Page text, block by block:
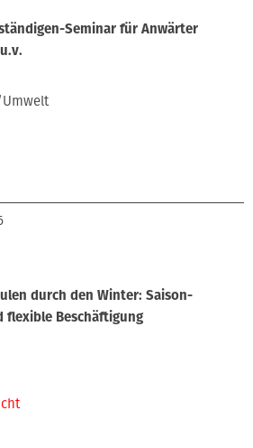
Seminar für Anwärter
durch den Winter: Saison-
flexible Beschäftigung